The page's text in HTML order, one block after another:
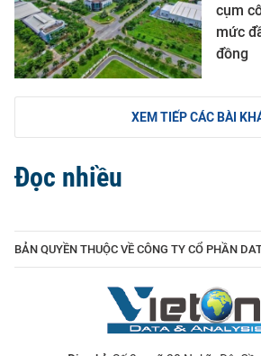
cụm
mức
đồng
XEM TIẾP CÁC BÀI
Đọc nhiều
BẢN QUYỀN THUỘC VỀ CÔNG TY CỔ PHẦN